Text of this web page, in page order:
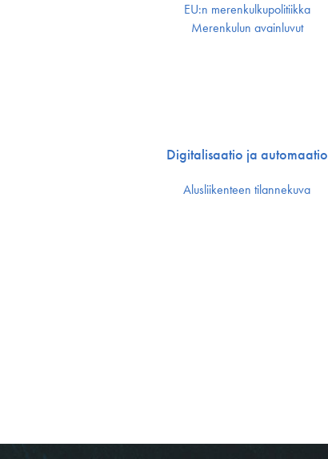
EU:n merenkulku­politiikka
Merenkulun avainluvut
Digitalisaatio ja automaatio
Alusliikenteen tilannekuva